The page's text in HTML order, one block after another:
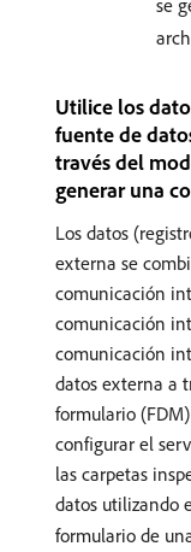
se
Utilice los
fuente de
través del
generar una
Los datos
externa se
comunicación
comunicación
comunicación
datos externa a
formulario
configurar el
las carpetas
datos utilizando
formulario de